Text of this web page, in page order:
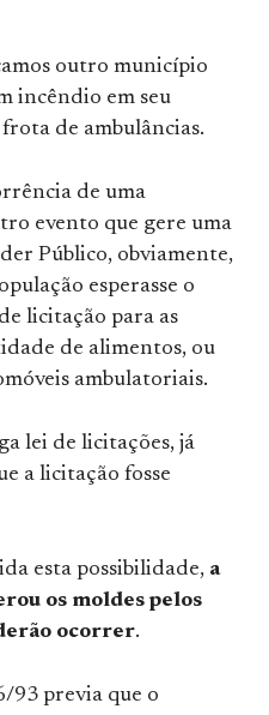
outro município
incêndio em seu
de ambulâncias.
de uma
evento que gere uma
Público, obviamente,
esperasse o
licitação para as
de alimentos, ou
ambulatoriais.
lei de licitações, já
a licitação fosse
esta possibilidade, a
os moldes pelos
ocorrer.
93 previa que o